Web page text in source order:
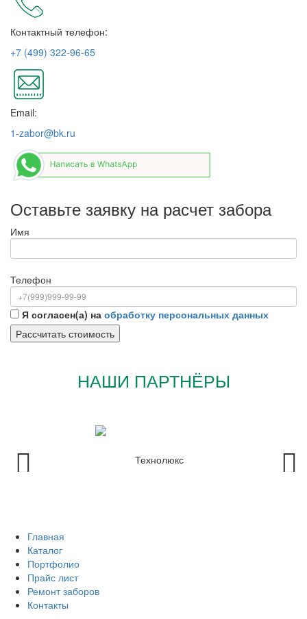
Контактный телефон:
+7 (499) 322-96-65
Email:
1-zabor@bk.ru
Оставьте заявку на расчет забора
Имя
Телефон
Я согласен(а) на обработку персональных данных
НАШИ ПАРТНЁРЫ
Главная
Каталог
Портфолио
Прайс лист
Ремонт заборов
Контакты